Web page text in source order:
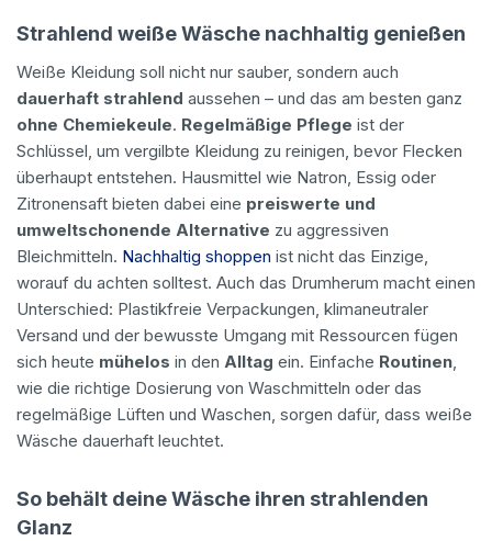
Strahlend weiße Wäsche nachhaltig genießen
Weiße Kleidung soll nicht nur sauber, sondern auch
dauerhaft strahlend aussehen – und das am besten ganz
ohne Chemiekeule. Regelmäßige Pflege ist der
Schlüssel, um vergilbte Kleidung zu reinigen, bevor Flecken
überhaupt entstehen. Hausmittel wie Natron, Essig oder
Zitronensaft bieten dabei eine preiswerte und
umweltschonende Alternative zu aggressiven
Bleichmitteln. Nachhaltig shoppen ist nicht das Einzige,
worauf du achten solltest. Auch das Drumherum macht einen
Unterschied: Plastikfreie Verpackungen, klimaneutraler
Versand und der bewusste Umgang mit Ressourcen fügen
sich heute mühelos in den Alltag ein. Einfache Routinen,
wie die richtige Dosierung von Waschmitteln oder das
regelmäßige Lüften und Waschen, sorgen dafür, dass weiße
Wäsche dauerhaft leuchtet.
So behält deine Wäsche ihren strahlenden
Glanz